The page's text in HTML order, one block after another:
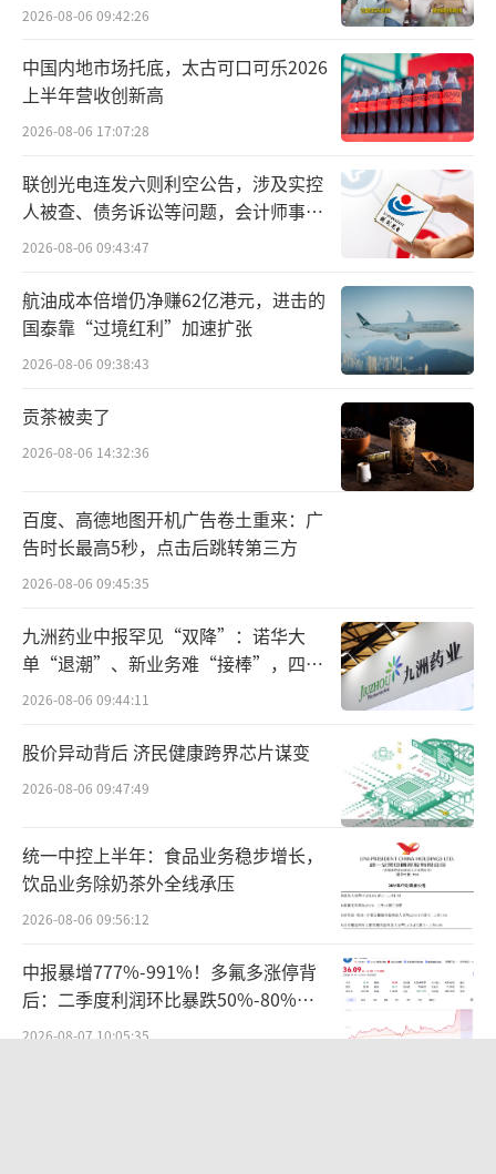
6亿美元（折合人民币228亿元）的对价成功将
其私有化。退市后，贝恩资本对秦淮数据的业
务进行了分拆，在保留公司海外业务的同时，
开始为中国区业务寻求买家。
此次由东阳光牵头的买方团以280亿元收购
其中国区业务，较贝恩资本两年前以228亿人民
币将其私有化的价格还高出了52亿元，回报颇
为可观。
而秦淮数据亮眼的财务表现，为这笔收购
提供了充分的支撑。财务数据显示，公司中国
区业务在2025年1-5月期间，实现收入26.07亿
元，净利润为7.45亿元。
除了稳健的基本面之外，秦淮数据与头部
科技公司的绑定也是其核心亮点。作为字节跳
动的核心算力供应商，2020-2022年间，字节跳
动在秦淮数据的营收贡献占比分别为81.7%、8
3.2%和86.3%；2024年及2025年1-5月间，秦
淮数据中国区第一大客户的不含税销售金额占
尽管字节跳动近期开始自建算力中心，但
业内人士普遍认为秦淮数据长期服务头部客户
的经验，存在不可替代的优势。
此次东阳光公告收购东数一号的控制权，
被市场解读为公司寻求从“参股”到“控
股”的战略升级。仅距离上一轮交割过去了一
个多月便火速推进整合，足见东阳光对秦淮数
百万元
2026-08-06 09:42:26
中国内地市场托底，太古可口可乐2026
上半年营收创新高
2026-08-06 17:07:28
联创光电连发六则利空公告，涉及实控
人被查、债务诉讼等问题，会计师事务
所曾出具“保留意见”
2026-08-06 09:43:47
航油成本倍增仍净赚62亿港元，进击的
国泰靠“过境红利”加速扩张
2026-08-06 09:38:43
贡茶被卖了
2026-08-06 14:32:36
百度、高德地图开机广告卷土重来：广
告时长最高5秒，点击后跳转第三方
2026-08-06 09:45:35
九洲药业中报罕见“双降”：诺华大
单“退潮”、新业务难“接棒”，四大
难关待闯
2026-08-06 09:44:11
股价异动背后 济民健康跨界芯片谋变
2026-08-06 09:47:49
统一中控上半年：食品业务稳步增长，
饮品业务除奶茶外全线承压
2026-08-06 09:56:12
中报暴增777%-991%！多氟多涨停背
后：二季度利润环比暴跌50%-80%，
是黄金坑还是陷阱？
2026-08-07 10:05:35